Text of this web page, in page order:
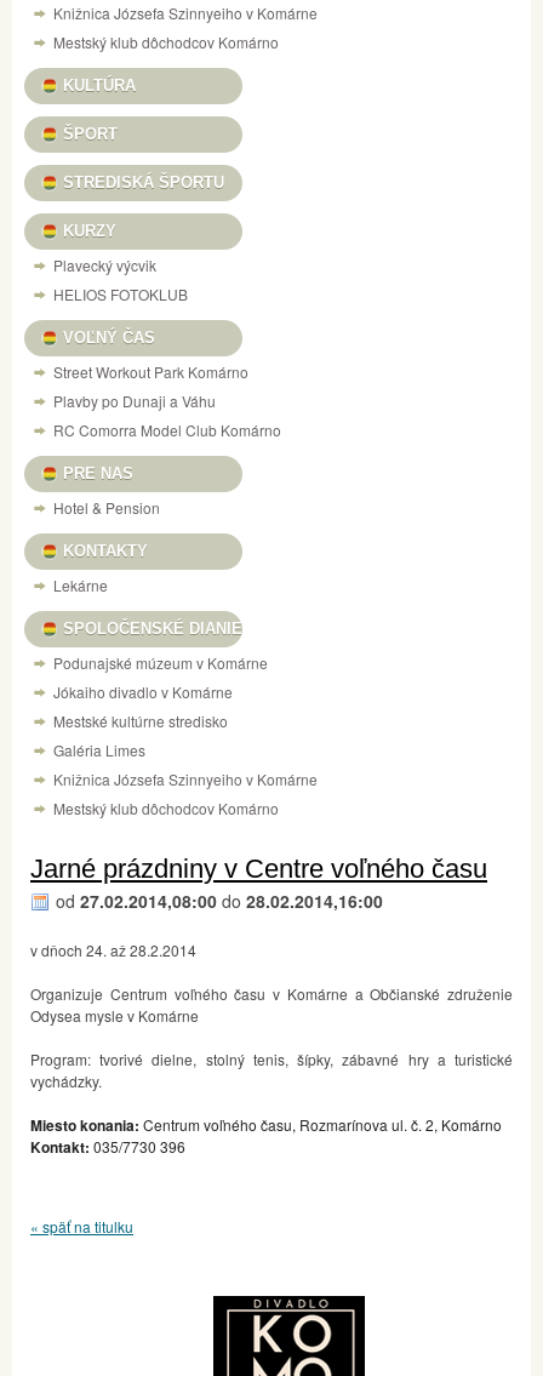
Knižnica Józsefa Szinnyeiho v Komárne
Mestský klub dôchodcov Komárno
KULTÚRA
ŠPORT
STREDISKÁ ŠPORTU
KURZY
Plavecký výcvik
HELIOS FOTOKLUB
VOĽNÝ ČAS
Street Workout Park Komárno
Plavby po Dunaji a Váhu
RC Comorra Model Club Komárno
PRE NAS
Hotel & Pension
KONTAKTY
Lekárne
SPOLOČENSKÉ DIANIE
Podunajské múzeum v Komárne
Jókaiho divadlo v Komárne
Mestské kultúrne stredisko
Galéria Limes
Knižnica Józsefa Szinnyeiho v Komárne
Mestský klub dôchodcov Komárno
Jarné prázdniny v Centre voľného času
od 27.02.2014,08:00 do 28.02.2014,16:00
v dňoch 24. až 28.2.2014
Organizuje Centrum voľného času v Komárne a Občianské združenie
Odysea mysle v Komárne
Program: tvorivé dielne, stolný tenis, šípky, zábavné hry a turistické
vychádzky.
Miesto konania: Centrum voľného času, Rozmarínova ul. č. 2, Komárno
Kontakt: 035/7730 396
« späť na titulku